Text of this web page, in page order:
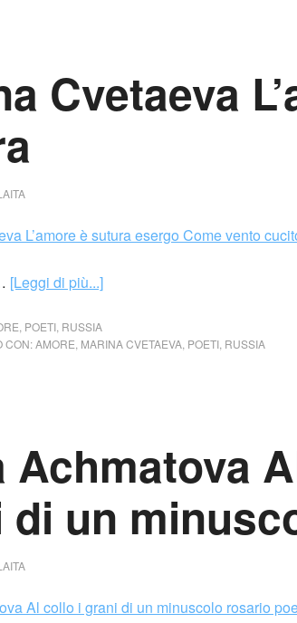
Cvetaeva
[Leggi di più...]
POETI RUSSIA
CON:AMORE MARINA CVETAEVA POETI RUSSIA
Achmatova
di un